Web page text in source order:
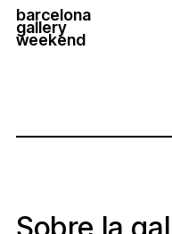
barcelona
gallery
weekend
Sobre la